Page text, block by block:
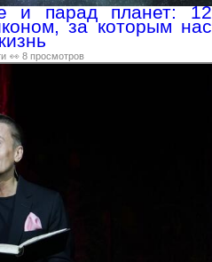
и парад планет: 12
за которым нас
👀 8 просмотров